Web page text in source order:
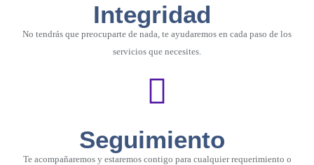
Integridad
No tendrás que preocuparte de nada, te ayudaremos en cada paso de los
servicios que necesites.
Seguimiento
Te acompañaremos y estaremos contigo para cualquier requerimiento o